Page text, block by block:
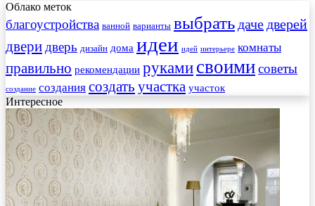
Облако меток
благоустройства ванной варианты выбрать даче дверей
двери дверь дизайн дома идеи идей интерьере комнаты
правильно рекомендации руками своимисоветы
создание создания создать участка участок
Интересное